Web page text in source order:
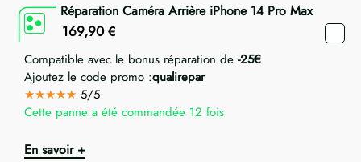
Réparation Caméra Arrière iPhone 14 Pro Max
169,90 €
Compatible avec le bonus réparation de -25€
Ajoutez le code promo :qualirepar
★★★★★ 5/5
Cette panne a été commandée 12 fois
En savoir +